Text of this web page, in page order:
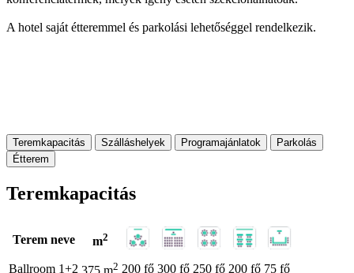
A hotel saját étteremmel és parkolási lehetőséggel rendelkezik.
Teremkapacitás Szálláshelyek Programajánlatok
Parkolás
Étterem
Teremkapacitás
Terem neve m2
Ballroom 1+2 375 m2 200 fő 300 fő 250 fő 200 fő 75 fő